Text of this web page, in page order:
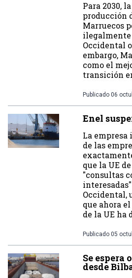
Para 2030,
producción
Marruecos
ilegalmente
Occidental
embargo,
como el
transición
Publicado 06
Enel
La empresa
de las
que la UE
"consultas
Occidental,
que ahora
de la UE ha
Publicado 05
Se espera
desde